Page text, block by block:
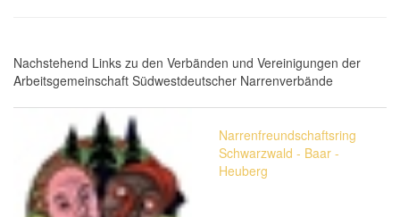
Nachstehend Links zu den Verbänden und Vereinigungen der
Arbeitsgemeinschaft Südwestdeutscher Narrenverbände
Narrenfreundschaftsring
Schwarzwald - Baar -
Heuberg